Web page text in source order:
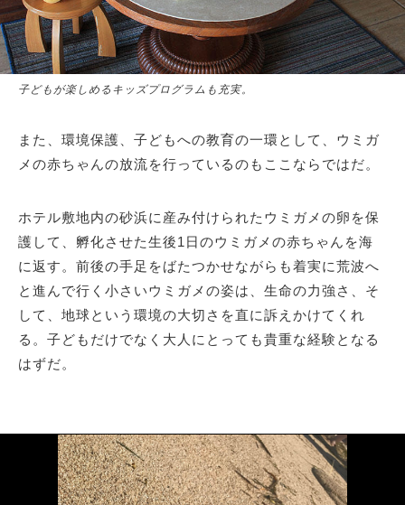
子どもが楽しめるキッズプログラムも充実。
また、環境保護、子どもへの教育の一環として、ウミガ
メの赤ちゃんの放流を行っているのもここならではだ。
ホテル敷地内の砂浜に産み付けられたウミガメの卵を保
護して、孵化させた生後1日のウミガメの赤ちゃんを海
に返す。前後の手足をばたつかせながらも着実に荒波へ
と進んで行く小さいウミガメの姿は、生命の力強さ、そ
して、地球という環境の大切さを直に訴えかけてくれ
る。子どもだけでなく大人にとっても貴重な経験となる
はずだ。